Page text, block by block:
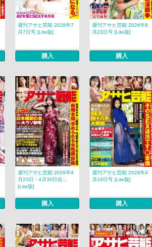
週刊アサヒ芸能 2026年7
月7日号 [Lite版]
購入
週刊アサヒ芸能 2026年6
月23日号 [Lite版]
購入
週刊アサヒ芸能 2026年4
月23日・4月30日合...
[Lite版]
購入
週刊アサヒ芸能 2026年4
月16日号 [Lite版]
購入